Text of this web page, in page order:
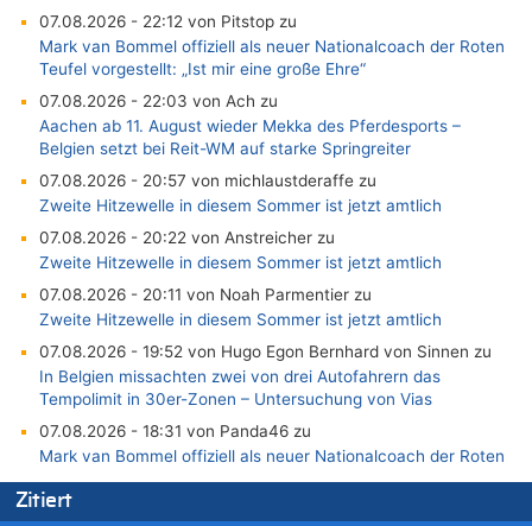
07.08.2026 - 22:12 von Pitstop zu
Mark van Bommel offiziell als neuer Nationalcoach der Roten
Teufel vorgestellt: „Ist mir eine große Ehre“
07.08.2026 - 22:03 von Ach zu
Aachen ab 11. August wieder Mekka des Pferdesports –
Belgien setzt bei Reit-WM auf starke Springreiter
07.08.2026 - 20:57 von michlaustderaffe zu
Zweite Hitzewelle in diesem Sommer ist jetzt amtlich
07.08.2026 - 20:22 von Anstreicher zu
Zweite Hitzewelle in diesem Sommer ist jetzt amtlich
07.08.2026 - 20:11 von Noah Parmentier zu
Zweite Hitzewelle in diesem Sommer ist jetzt amtlich
07.08.2026 - 19:52 von Hugo Egon Bernhard von Sinnen zu
In Belgien missachten zwei von drei Autofahrern das
Tempolimit in 30er-Zonen – Untersuchung von Vias
07.08.2026 - 18:31 von Panda46 zu
Mark van Bommel offiziell als neuer Nationalcoach der Roten
Teufel vorgestellt: „Ist mir eine große Ehre“
07.08.2026 - 17:56 von Mungo zu
Zitiert